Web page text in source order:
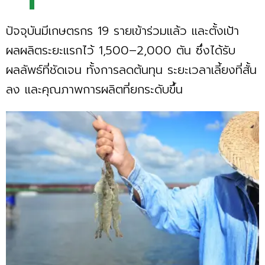
ปัจจุบันมีเกษตรกร 19 รายเข้าร่วมแล้ว และตั้งเป้า
ผลผลิตระยะแรกไว้ 1,500–2,000 ตัน ซึ่งได้รับ
ผลลัพธ์ที่ชัดเจน ทั้งการลดต้นทุน ระยะเวลาเลี้ยงที่สั้น
ลง และคุณภาพการผลิตที่ยกระดับขึ้น